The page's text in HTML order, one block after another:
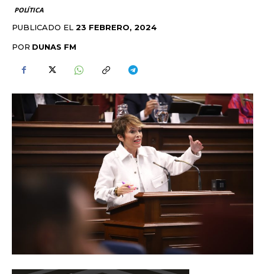
POLÍTICA
PUBLICADO EL 23 FEBRERO, 2024
POR DUNAS FM